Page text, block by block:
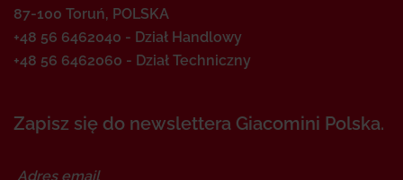
87-100 Toruń, POLSKA
+48 56 6462040 - Dział Handlowy
+48 56 6462060 - Dział Techniczny
Zapisz się do newslettera Giacomini Polska.